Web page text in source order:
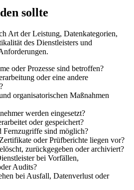
sollte
Art der Leistung, Datenkategorien,
des Dienstleisters und
oder Prozesse sind betroffen?
oder eine andere
organisatorischen Maßnahmen
werden eingesetzt?
oder gespeichert?
Fernzugriffe sind möglich?
oder Prüfberichte liegen vor?
zurückgegeben oder archiviert?
bei Vorfällen,
Audits?
bei Ausfall, Datenverlust oder